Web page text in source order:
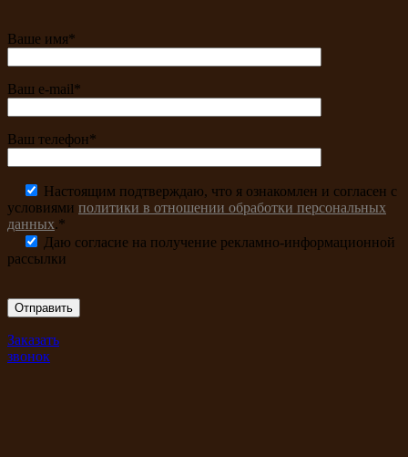
Ваше имя*
Ваш e-mail*
Ваш телефон*
Настоящим подтверждаю, что я ознакомлен и согласен с
условиями политики в отношении обработки персональных
данных.*
Даю согласие на получение рекламно-информационной
рассылки
Заказать
звонок